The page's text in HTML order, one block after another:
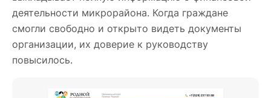
деятельности микрорайона. Когда граждане
смогли свободно и открыто видеть документы
организации, их доверие к руководству
повысилось.